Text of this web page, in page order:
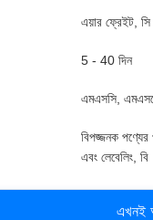
এয়ার ফ্রেইট,
5 - 40 দিন
এমএসসি,
বিপজ্জনক পণ্যের
এবং লেবেলিং, বি
এখনই